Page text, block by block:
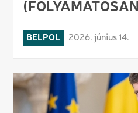
BELPOL 2026. június 14.